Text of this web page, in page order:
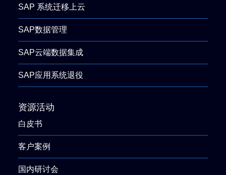
SAP 系统迁移上云
SAP数据管理
SAP云端数据集成
SAP应用系统退役
资源活动
白皮书
客户案例
国内研讨会